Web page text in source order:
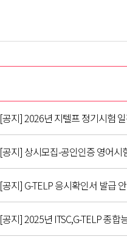
[공지] 2026년 지텔프 정기시험
[공지] 상시모집-공인인증 영어시
[공지] G-TELP 응시확인서 발급
[공지] 2025년 ITSC,G-TELP 종합